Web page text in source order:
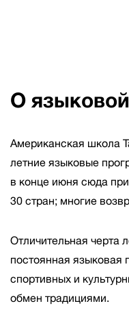
О
Американская школа
летние языковые
в конце июня сюда
30 стран; многие
Отличительная черта
постоянная языковая
спортивных и
обмен традициями.